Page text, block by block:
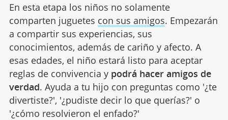
En esta etapa los niños no solamente
comparten juguetes con sus amigos. Empezarán
a compartir sus experiencias, sus
conocimientos, además de cariño y afecto. A
esas edades, el niño estará listo para aceptar
reglas de convivencia y podrá hacer amigos de
verdad. Ayuda a tu hijo con preguntas como '¿te
divertiste?', '¿pudiste decir lo que querías?' o
'¿cómo resolvieron el enfado?'